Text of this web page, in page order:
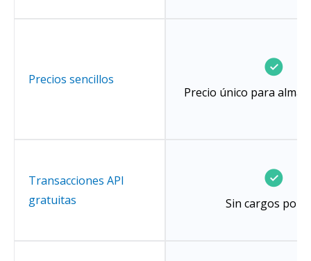
Precios sencillos
Precio único para
Transacciones API
gratuitas
Sin cargos por